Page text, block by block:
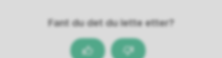
Fant du det du lette etter?
Ja Nei